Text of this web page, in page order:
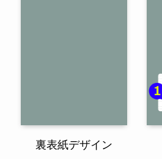
裏表紙デザイン